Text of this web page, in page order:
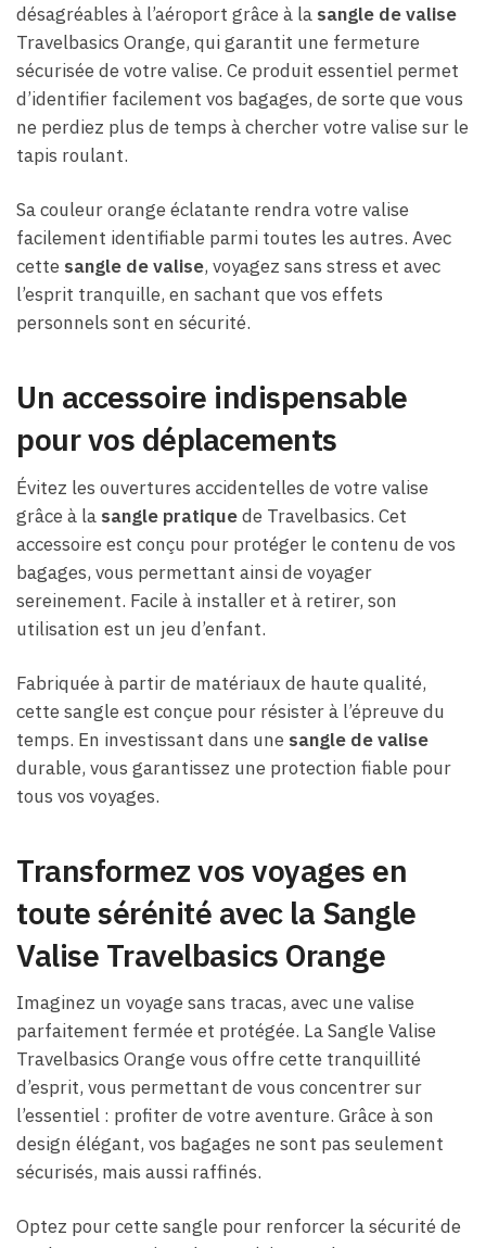
désagréables à l’aéroport grâce à la sangle de valise
Travelbasics Orange, qui garantit une fermeture
sécurisée de votre valise. Ce produit essentiel permet
d’identifier facilement vos bagages, de sorte que vous
ne perdiez plus de temps à chercher votre valise sur le
tapis roulant.
Sa couleur orange éclatante rendra votre valise
facilement identifiable parmi toutes les autres. Avec
cette sangle de valise, voyagez sans stress et avec
l’esprit tranquille, en sachant que vos effets
personnels sont en sécurité.
Un accessoire indispensable
pour vos déplacements
Évitez les ouvertures accidentelles de votre valise
grâce à la sangle pratiquede Travelbasics. Cet
accessoire est conçu pour protéger le contenu de vos
bagages, vous permettant ainsi de voyager
sereinement. Facile à installer et à retirer, son
utilisation est un jeu d’enfant.
Fabriquée à partir de matériaux de haute qualité,
cette sangle est conçue pour résister à l’épreuve du
temps. En investissant dans une sangle de valise
durable, vous garantissez une protection fiable pour
tous vos voyages.
Transformez vos voyages en
toute sérénité avec la Sangle
Valise Travelbasics Orange
Imaginez un voyage sans tracas, avec une valise
parfaitement fermée et protégée. La Sangle Valise
Travelbasics Orange vous offre cette tranquillité
d’esprit, vous permettant de vous concentrer sur
l’essentiel : profiter de votre aventure. Grâce à son
design élégant, vos bagages ne sont pas seulement
sécurisés, mais aussi raffinés.
Optez pour cette sangle pour renforcer la sécurité de